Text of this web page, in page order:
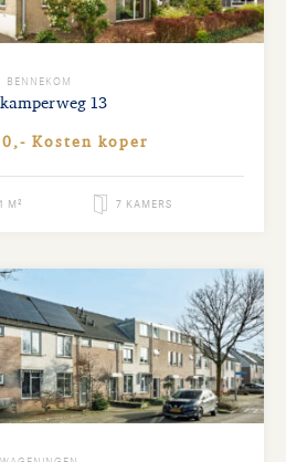
BENNEKOM
13
Kosten koper
M² 7 KAMERS